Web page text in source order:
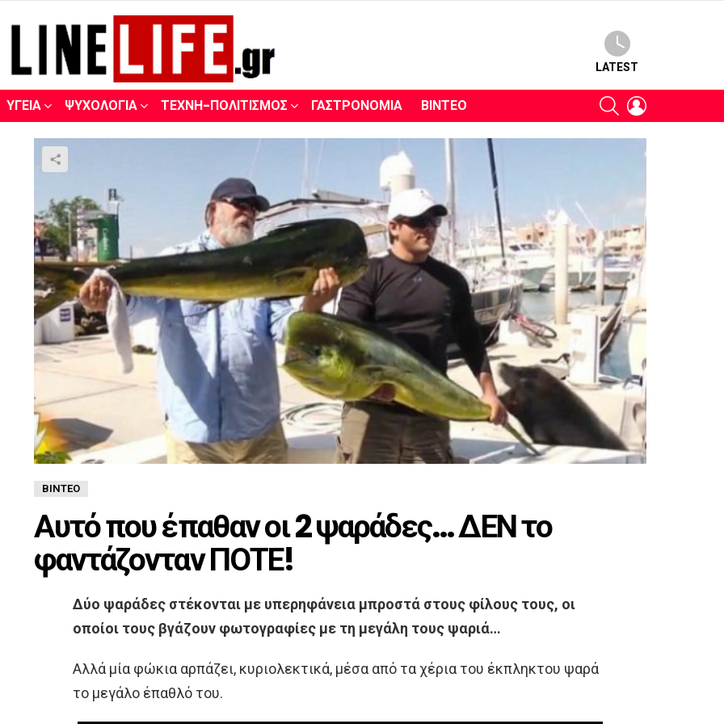
LATEST
ΥΓΕΊΑ ΨΥΧΟΛΟΓΊΑ ΤΈΧΝΗ-ΠΟΛΙΤΙΣΜΌΣ ΓΑΣΤΡΟΝΟΜΊΑ ΒΊΝΤΕΟ SEARCH
ΒΊΝΤΕΟ
Αυτό που έπαθαν οι 2 ψαράδες… ΔΕΝ το
φαντάζονταν ΠΟΤΕ!
Δύο ψαράδες στέκονται με υπερηφάνεια μπροστά στους φίλους τους, οι
οποίοι τους βγάζουν φωτογραφίες με τη μεγάλη τους ψαριά…
Αλλά μία φώκια αρπάζει, κυριολεκτικά, μέσα από τα χέρια του έκπληκτου ψαρά
το μεγάλο έπαθλό του.